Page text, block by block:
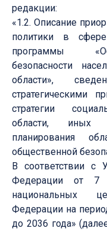
редакции:
«1.2. Описание
политики в сфере
программы
безопасности
области»,
стратегическими
стратегии
области, иных
планирования
общественной
В соответствии с
Федерации от
национальных
Федерации на
до 2036 года»